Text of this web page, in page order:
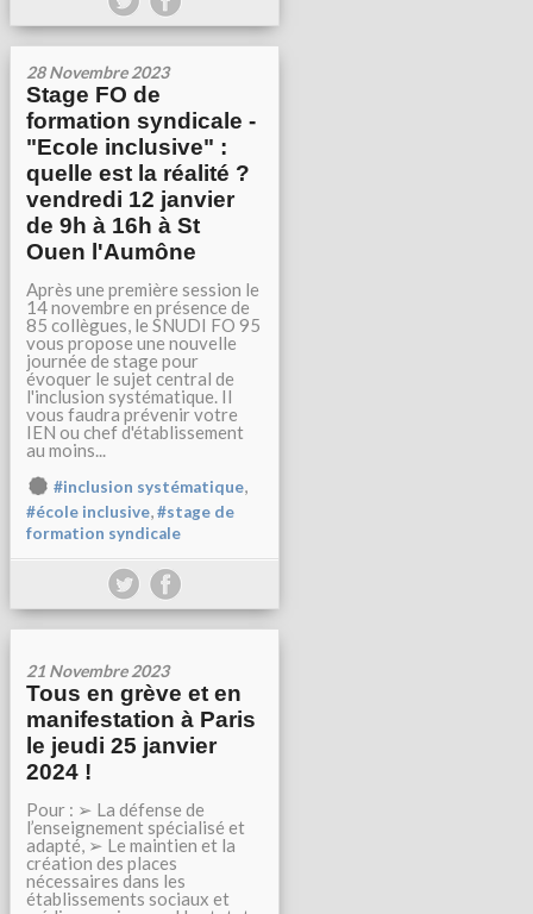
28 Novembre 2023
Stage FO de
formation syndicale -
"Ecole inclusive" :
quelle est la réalité ?
vendredi 12 janvier
de 9h à 16h à St
Ouen l'Aumône
Après une première session le
14 novembre en présence de
85 collègues, le SNUDI FO 95
vous propose une nouvelle
journée de stage pour
évoquer le sujet central de
l'inclusion systématique. Il
vous faudra prévenir votre
IEN ou chef d'établissement
au moins...
#inclusion systématique,
#école inclusive,#stage de
formation syndicale
21 Novembre 2023
Tous en grève et en
manifestation à Paris
le jeudi 25 janvier
2024 !
Pour : ➢ La défense de
l’enseignement spécialisé et
adapté, ➢ Le maintien et la
création des places
nécessaires dans les
établissements sociaux et